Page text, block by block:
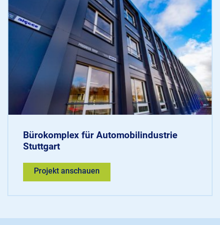
Bürokomplex für Automobilindustrie
Stuttgart
Projekt anschauen